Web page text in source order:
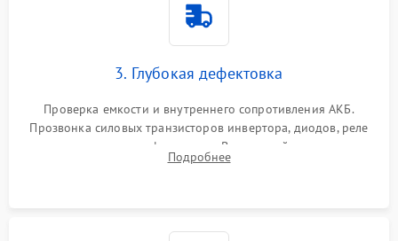
3. Глубокая дефектовка
Проверка емкости и внутреннего сопротивления АКБ.
Прозвонка силовых транзисторов инвертора, диодов, реле
переключения и трансформатора. Визуальный поиск вздутых
конденсаторов и прогаров на печатной плате.
Подробнее